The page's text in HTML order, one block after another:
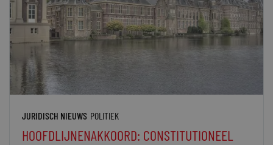
JURIDISCH NIEUWS POLITIEK
HOOFDLIJNENAKKOORD: CONSTITUTIONEEL